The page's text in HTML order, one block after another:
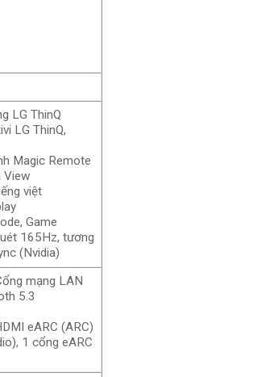
LG ThinQ
LG ThinQ,
Magic Remote
View
việt
Game
165Hz, tương
(Nvidia)
mạng LAN
5.3
eARC (ARC)
1 cổng eARC